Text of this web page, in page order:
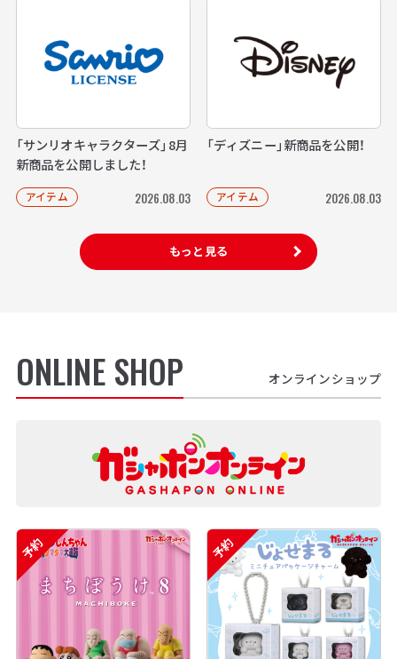
「サンリオキャラクターズ」8月
新商品を公開しました！
アイテム 2026.08.03
「ディズニー」新商品を公開！
アイテム 2026.08.03
もっと見る
ONLINE SHOP オンラインショップ
予約 予約